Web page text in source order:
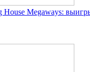
House Megaways: